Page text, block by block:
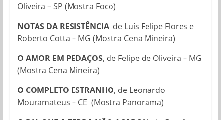
Oliveira – SP (Mostra Foco)
NOTAS DA RESISTÊNCIA, de Luís Felipe Flores e
Roberto Cotta – MG (Mostra Cena Mineira)
O AMOR EM PEDAÇOS, de Felipe de Oliveira – MG
(Mostra Cena Mineira)
O COMPLETO ESTRANHO, de Leonardo
Mouramateus – CE (Mostra Panorama)